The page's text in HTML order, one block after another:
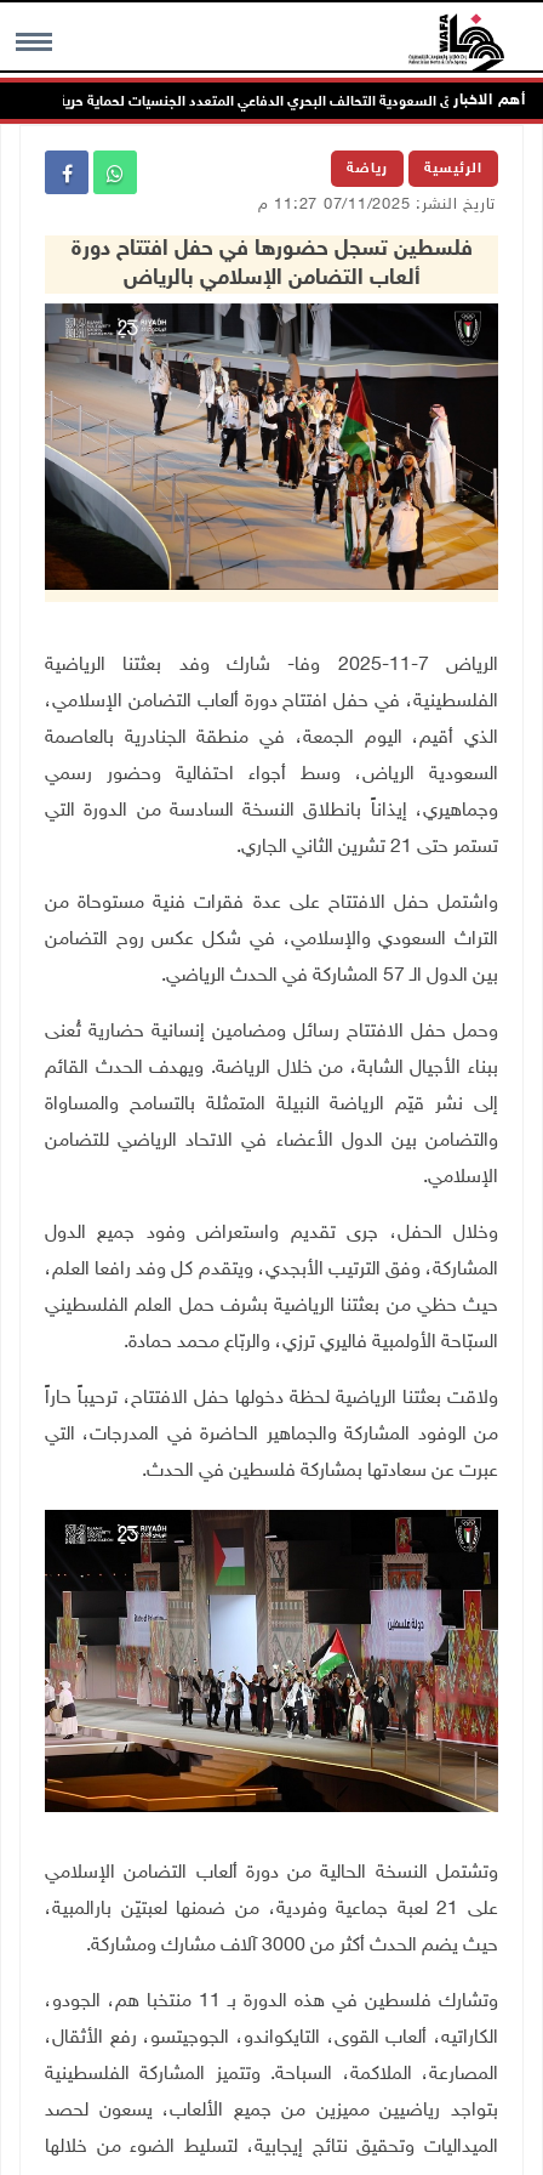
MENU أهم الاخبار
بإطلاق السعودية التحالف البحري الدفاعي المتعدد الجنسيات لحماية حرية الملاحة
الرئيسية رياضة
تاريخ النشر: 07/11/2025 11:27 م
فلسطين تسجل حضورها في حفل افتتاح دورة
ألعاب التضامن الإسلامي بالرياض
الرياض 7-11-2025 وفا- شارك وفد بعثتنا الرياضية
الفلسطينية، في حفل افتتاح دورة ألعاب التضامن الإسلامي،
الذي أقيم، اليوم الجمعة، في منطقة الجنادرية بالعاصمة
السعودية الرياض، وسط أجواء احتفالية وحضور رسمي
وجماهيري، إيذاناً بانطلاق النسخة السادسة من الدورة التي
تستمر حتى 21 تشرين الثاني الجاري
.
واشتمل حفل الافتتاح على عدة فقرات فنية مستوحاة من
التراث السعودي والإسلامي، في شكل عكس روح التضامن
بين الدول الـ 57 المشاركة في الحدث الرياضي
.
وحمل حفل الافتتاح رسائل ومضامين إنسانية حضارية تُعنى
ببناء الأجيال الشابة، من خلال الرياضة. ويهدف الحدث القائم
إلى نشر قيّم الرياضة النبيلة المتمثلة بالتسامح والمساواة
والتضامن بين الدول الأعضاء في الاتحاد الرياضي للتضامن
الإسلامي.
وخلال الحفل، جرى تقديم واستعراض وفود جميع الدول
المشاركة، وفق الترتيب الأبجدي، ويتقدم كل وفد رافعا العلم،
حيث حظي من بعثتنا الرياضية بشرف حمل العلم الفلسطيني
السبّاحة الأولمبية فاليري ترزي، والربّاع محمد حمادة.
ولاقت بعثتنا الرياضية لحظة دخولها حفل الافتتاح، ترحيباً حاراً
من الوفود المشاركة والجماهير الحاضرة في المدرجات، التي
عبرت عن سعادتها بمشاركة فلسطين في الحدث.
وتشتمل النسخة الحالية من دورة ألعاب التضامن الإسلامي
على 21 لعبة جماعية وفردية، من ضمنها لعبتيّن بارالمبية،
حيث يضم الحدث أكثر من 3000 آلاف مشارك ومشاركة.
وتشارك فلسطين في هذه الدورة بـ 11 منتخبا هم، الجودو،
الكاراتيه، ألعاب القوى، التايكواندو، الجوجيتسو، رفع الأثقال،
المصارعة، الملاكمة، السباحة. وتتميز المشاركة الفلسطينية
بتواجد رياضيين مميزين من جميع الألعاب، يسعون لحصد
الميداليات وتحقيق نتائج إيجابية، لتسليط الضوء من خلالها